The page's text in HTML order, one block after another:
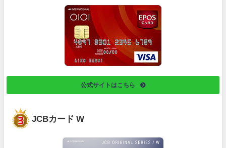
公式サイトはこちら
JCBカード W